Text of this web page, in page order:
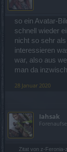
so ein Avatar-
schnell wieder
nicht so sehr
interessieren
war, also aus
man da
28 Januar 2020
Iahsak
Zitat von z-Feronia-